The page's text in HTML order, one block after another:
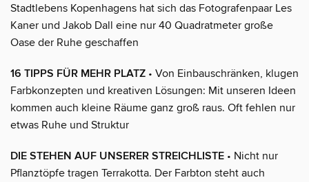
Stadtlebens Kopenhagens hat sich das Fotografenpaar Les
Kaner und Jakob Dall eine nur 40 Quadratmeter große
Oase der Ruhe geschaffen
16 TIPPS FÜR MEHR PLATZ • Von Einbauschränken, klugen
Farbkonzepten und kreativen Lösungen: Mit unseren Ideen
kommen auch kleine Räume ganz groß raus. Oft fehlen nur
etwas Ruhe und Struktur
DIE STEHEN AUF UNSERER STREICHLISTE • Nicht nur
Pflanztöpfe tragen Terrakotta. Der Farbton steht auch